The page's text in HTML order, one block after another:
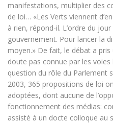
manifestations, multiplier des
de loi… «Les Verts viennent
à rien, répond-il. L’ordre du
gouvernement. Pour lancer la
moyen.» De fait, le débat a pris
doute pas connue par les voies
question du rôle du Parlement
2003, 365 propositions de loi
adoptées, dont aucune de
fonctionnement des médias:
assisté à un docte colloque au